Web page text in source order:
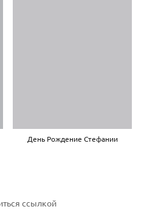
День Рождение Стефании
ссылкой